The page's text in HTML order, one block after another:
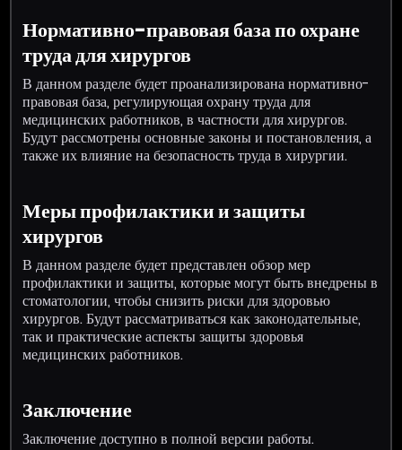
Нормативно-правовая база по охране
труда для хирургов
В данном разделе будет проанализирована нормативно-
правовая база, регулирующая охрану труда для
медицинских работников, в частности для хирургов.
Будут рассмотрены основные законы и постановления, а
также их влияние на безопасность труда в хирургии.
Меры профилактики и защиты
хирургов
В данном разделе будет представлен обзор мер
профилактики и защиты, которые могут быть внедрены в
стоматологии, чтобы снизить риски для здоровью
хирургов. Будут рассматриваться как законодательные,
так и практические аспекты защиты здоровья
медицинских работников.
Заключение
Заключение доступно в полной версии работы.